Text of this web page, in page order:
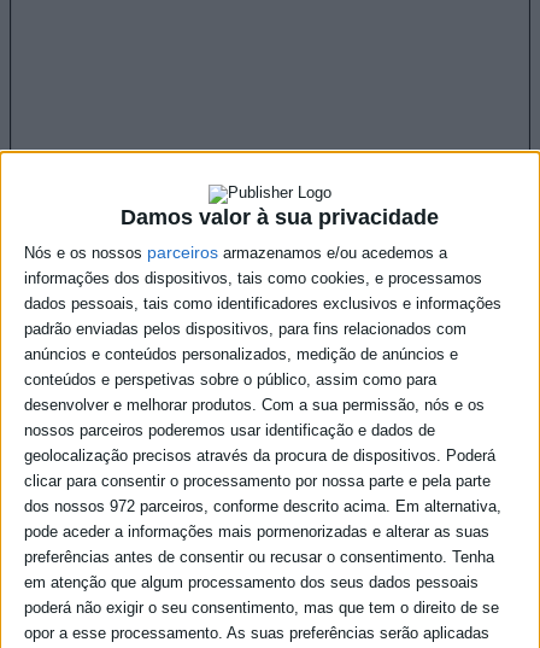
Damos valor à sua privacidade
Nós e os nossos parceiros armazenamos e/ou acedemos a
informações dos dispositivos, tais como cookies, e processamos
dados pessoais, tais como identificadores exclusivos e informações
padrão enviadas pelos dispositivos, para fins relacionados com
anúncios e conteúdos personalizados, medição de anúncios e
conteúdos e perspetivas sobre o público, assim como para
desenvolver e melhorar produtos. Com a sua permissão, nós e os
nossos parceiros poderemos usar identificação e dados de
geolocalização precisos através da procura de dispositivos. Poderá
clicar para consentir o processamento por nossa parte e pela parte
dos nossos 972 parceiros, conforme descrito acima. Em alternativa,
pode aceder a informações mais pormenorizadas e alterar as suas
preferências antes de consentir ou recusar o consentimento. Tenha
em atenção que algum processamento dos seus dados pessoais
poderá não exigir o seu consentimento, mas que tem o direito de se
opor a esse processamento. As suas preferências serão aplicadas